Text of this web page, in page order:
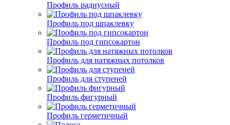
Профиль радиусный
Профиль под шпаклевку
Профиль под гипсокартон
Профиль для натяжных потолков
Профиль для ступеней
Профиль фигурный
Профиль герметичный